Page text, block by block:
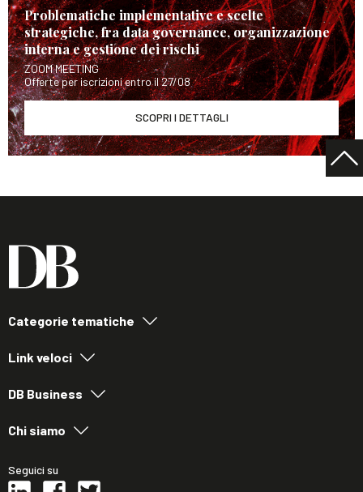
Problematiche implementative e scelte
strategiche, fra data governance, organizzazione
interna e gestione dei rischi
ZOOM MEETING
Offerte per iscrizioni entro il 27/08
SCOPRI I DETTAGLI
Categorie tematiche
Link veloci
DB Business
Chi siamo
Seguici su